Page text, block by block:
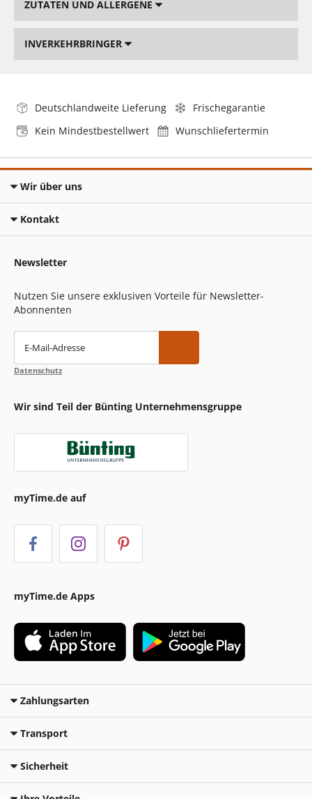
ZUTATEN UND ALLERGENE
INVERKEHRBRINGER
Deutschlandweite Lieferung
Frischegarantie
Kein Mindestbestellwert
Wunschliefertermin
Wir über uns
Kontakt
Newsletter
Nutzen Sie unsere exklusiven Vorteile für Newsletter-
Abonnenten
E-Mail-Adresse
Datenschutz
Wir sind Teil der Bünting Unternehmensgruppe
myTime.de auf
myTime.de Apps
Zahlungsarten
Transport
Sicherheit